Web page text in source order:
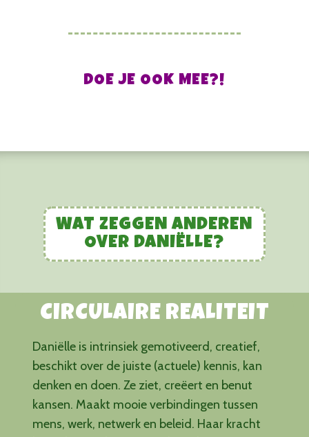
DOE JE OOK MEE?!
WAT ZEGGEN ANDEREN
OVER DANIËLLE?
CIRCULAIRE REALITEIT
Daniëlle is intrinsiek gemotiveerd, creatief,
beschikt over de juiste (actuele) kennis, kan
denken en doen. Ze ziet, creëert en benut
kansen. Maakt mooie verbindingen tussen
mens, werk, netwerk en beleid. Haar kracht